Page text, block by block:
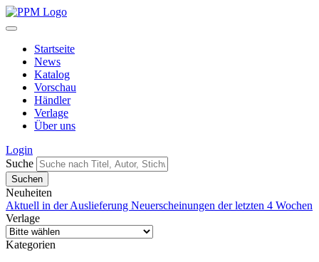
Startseite
News
Katalog
Vorschau
Händler
Verlage
Über uns
Login
Suche
Neuheiten
Aktuell in der Auslieferung Neuerscheinungen der letzten 4 Wochen
Verlage
Kategorien